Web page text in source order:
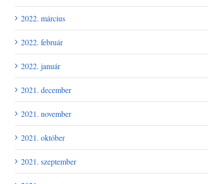
2022. március
2022. február
2022. január
2021. december
2021. november
2021. október
2021. szeptember